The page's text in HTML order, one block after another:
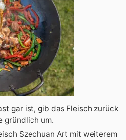
gar ist, gib das Fleisch zurück
gründlich um.
Szechuan Art mit weiterem